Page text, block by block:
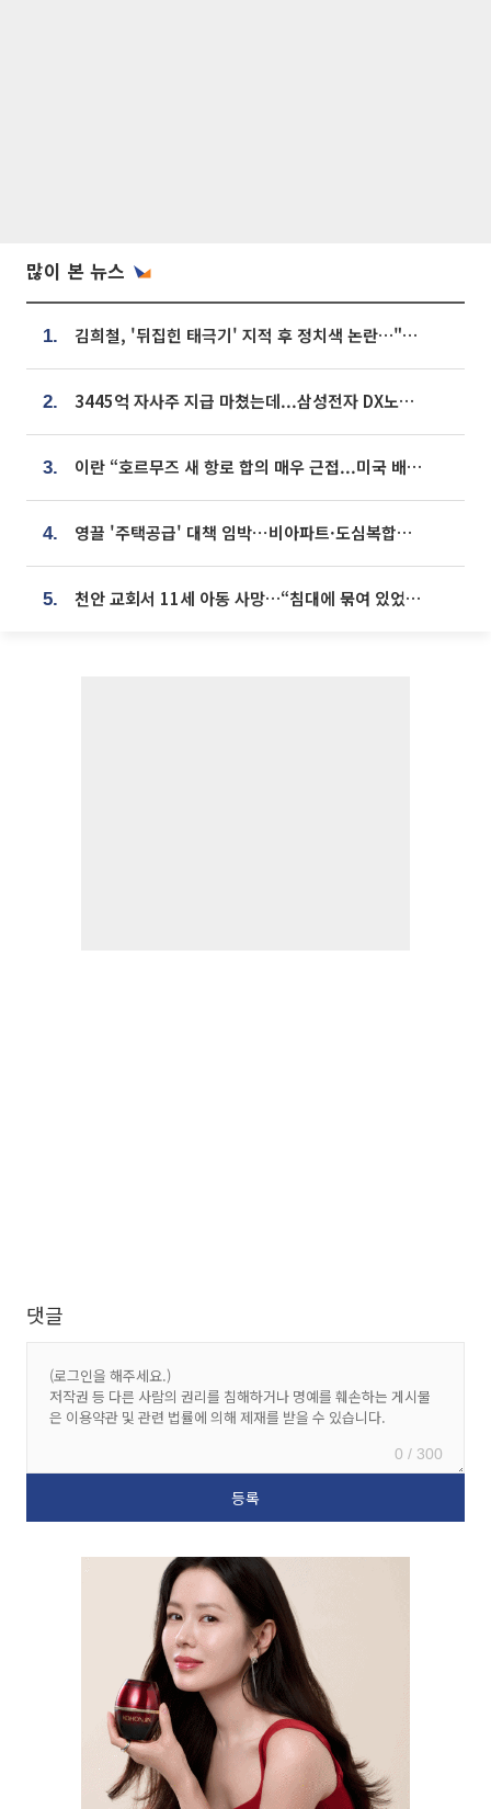
많이 본 뉴스
1. 김희철, '뒤집힌 태극기' 지적 후 정치색 논란…"좌우 떠나 우리나라 국기"
2. 3445억 자사주 지급 마쳤는데...삼성전자 DX노조, 뒤늦은 '떼쓰기 집회'
3. 이란 “호르무즈 새 항로 합의 매우 근접...미국 배상 먼저”
4. 영끌 '주택공급' 대책 임박⋯비아파트·도심복합까지 총동원
5. 천안 교회서 11세 아동 사망…“침대에 묶여 있었다” 진술 확보
댓글
0 / 300